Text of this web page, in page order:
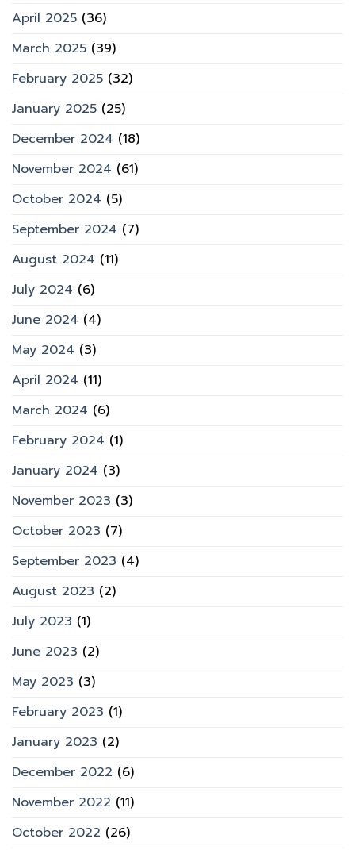
April 2025 (36)
March 2025 (39)
February 2025 (32)
January 2025 (25)
December 2024 (18)
November 2024 (61)
October 2024 (5)
September 2024 (7)
August 2024 (11)
July 2024 (6)
June 2024 (4)
May 2024 (3)
April 2024 (11)
March 2024 (6)
February 2024 (1)
January 2024 (3)
November 2023 (3)
October 2023 (7)
September 2023 (4)
August 2023 (2)
July 2023 (1)
June 2023 (2)
May 2023 (3)
February 2023 (1)
January 2023 (2)
December 2022 (6)
November 2022 (11)
October 2022 (26)